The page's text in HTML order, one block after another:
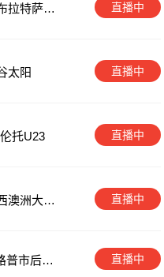
拉特萨兰
直播中
太阳 直播中
托U23 直播中
澳洲大学
直播中
普市后备
直播中